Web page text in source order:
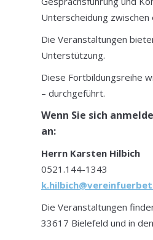
Unterscheidung
Die Veranstaltungen
Unterstützung.
Diese Fortbildungsreihe
– durchgeführt.
Wenn Sie sich
an:
Herrn Karsten Hilbich
0521.144-1343
Die Veranstaltungen
33617 Bielefeld und in